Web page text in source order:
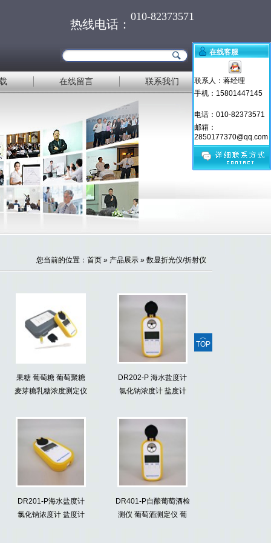
热线电话：
010-82373571
在线留言 联系我们
您当前的位置： 首页 » 产品展示 » 数显折光仪/折射仪
果糖 葡萄糖 葡萄聚糖
麦芽糖乳糖浓度测定仪
DR202-P 海水盐度计
氯化钠浓度计 盐度计
DR201-P海水盐度计
氯化钠浓度计 盐度计
DR401-P自酿葡萄酒检
测仪 葡萄酒测定仪 葡
在线客服
联系人：蒋经理
手机：15801447145
电话：010-82373571
邮箱：
2850177370@qq.com
︿
TOP